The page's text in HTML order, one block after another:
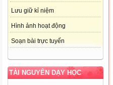
Lưu giữ kỉ niệm
Hình ảnh hoạt động
Soạn bài trực tuyến
TÀI NGUYÊN DẠY HỌC